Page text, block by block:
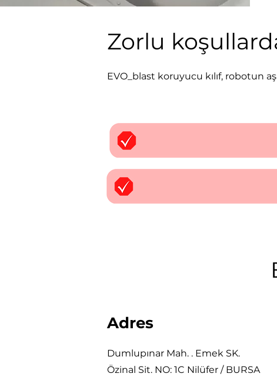
Zorlu
EVO_blast koruyucu kılıf, robotun
Adres
Dumlupınar Mah. . Emek SK.
Özinal Sit. NO: 1C Nilüfer / BURSA